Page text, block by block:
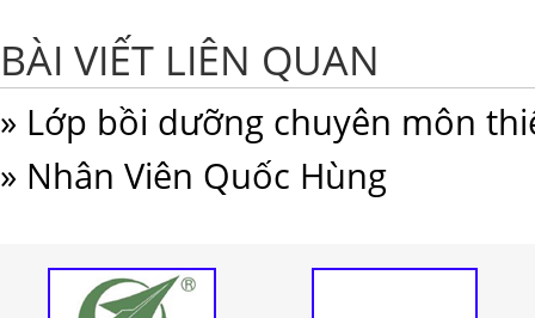
BÀI VIẾT LIÊN QUAN
» Lớp bồi dưỡng chuyên môn
» Nhân Viên Quốc Hùng